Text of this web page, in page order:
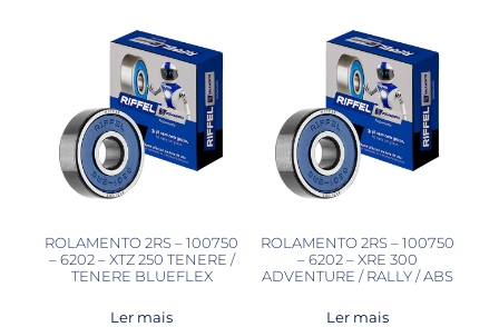
ROLAMENTO 2RS – 100750
– 6202 – XTZ 250 TENERE /
TENERE BLUEFLEX
Ler mais
ROLAMENTO 2RS – 100750
– 6202 – XRE 300
ADVENTURE / RALLY / ABS
Ler mais